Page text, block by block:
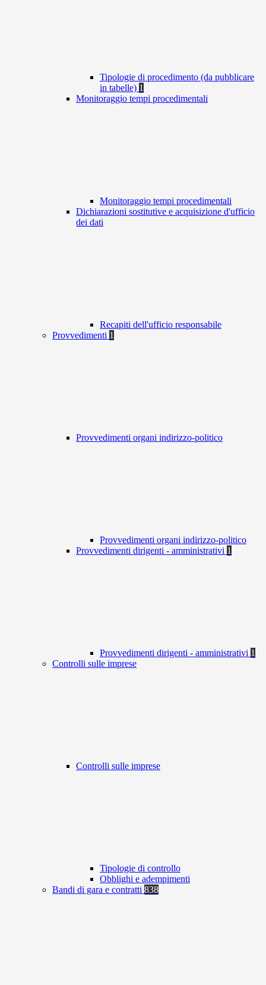
Tipologie di procedimento (da pubblicare
in tabelle) 1
Monitoraggio tempi procedimentali
Monitoraggio tempi procedimentali
Dichiarazioni sostitutive e acquisizione d'ufficio
dei dati
Recapiti dell'ufficio responsabile
Provvedimenti 1
Provvedimenti organi indirizzo-politico
Provvedimenti organi indirizzo-politico
Provvedimenti dirigenti - amministrativi 1
Provvedimenti dirigenti - amministrativi 1
Controlli sulle imprese
Controlli sulle imprese
Tipologie di controllo
Obblighi e adempimenti
Bandi di gara e contratti 838